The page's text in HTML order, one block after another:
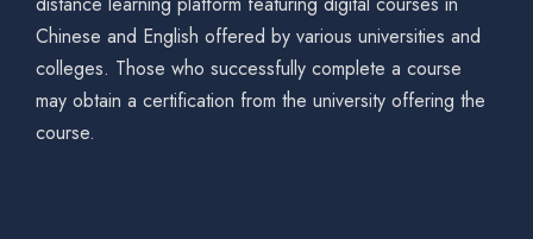
Chinese and English offered by various universities and
colleges. Those who successfully complete a course
may obtain a certification from the university offering the
course.